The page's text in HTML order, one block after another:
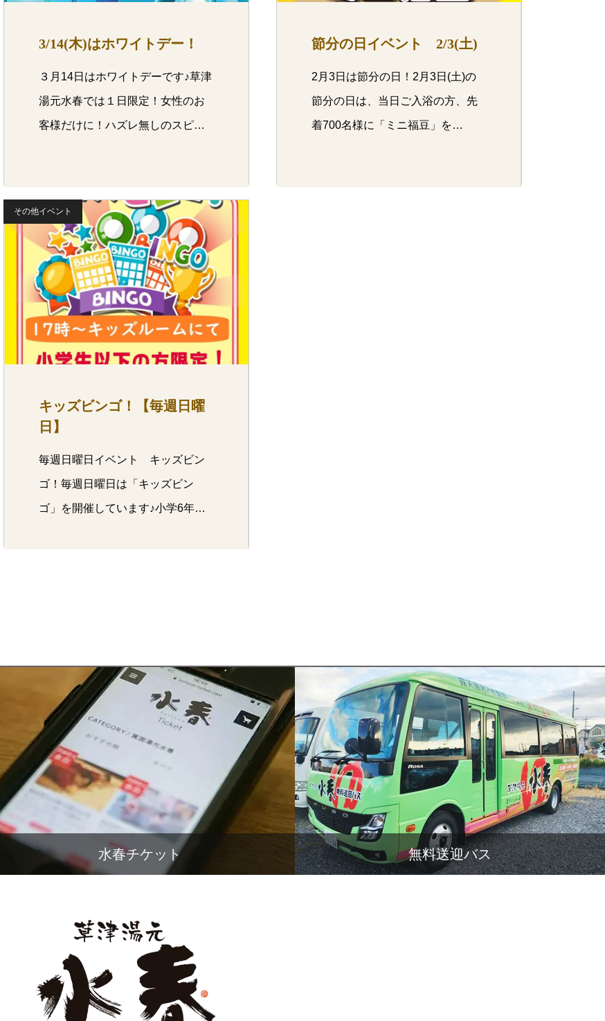
3/14(木)はホワイトデー！
３月14日はホワイトデーです♪草津
湯元水春では１日限定！女性のお
客様だけに！ハズレ無しのスピー
節分の日イベント 2/3(土)
2月3日は節分の日！2月3日(土)の
節分の日は、当日ご入浴の方、先
着700名様に「ミニ福豆」を…
その他イベント
キッズビンゴ！【毎週日曜
日】
毎週日曜日イベント キッズビン
ゴ！毎週日曜日は「キッズビン
ゴ」を開催しています♪小学6年生
水春チケット 無料送迎バス